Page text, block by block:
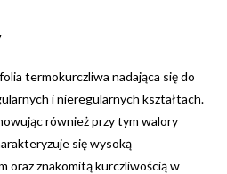
termokurczliwa nadająca się do
i nieregularnych kształtach.
również przy tym walory
się wysoką
oraz znakomitą kurczliwością w